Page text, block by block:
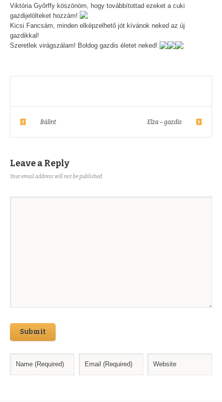
Viktória Győrffy köszönöm, hogy továbbítottad ezeket a cuki
gazdijelölteket hozzám!
Kicsi Fancsám, minden elképzelhető jót kívánok neked az új
gazdikkal!
Szeretlek virágszálam! Boldog gazdis életet neked!
Bálint Elza – gazdis
Leave a Reply
Your email address will not be published.
Submit